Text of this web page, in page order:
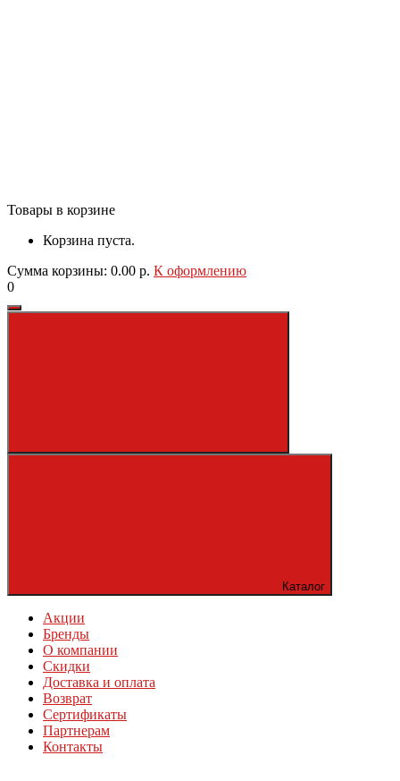
Товары в корзине
Корзина пуста.
Сумма корзины: 0.00 р. К оформлению
0
Каталог
Акции
Бренды
О компании
Скидки
Доставка и оплата
Возврат
Сертификаты
Партнерам
Контакты